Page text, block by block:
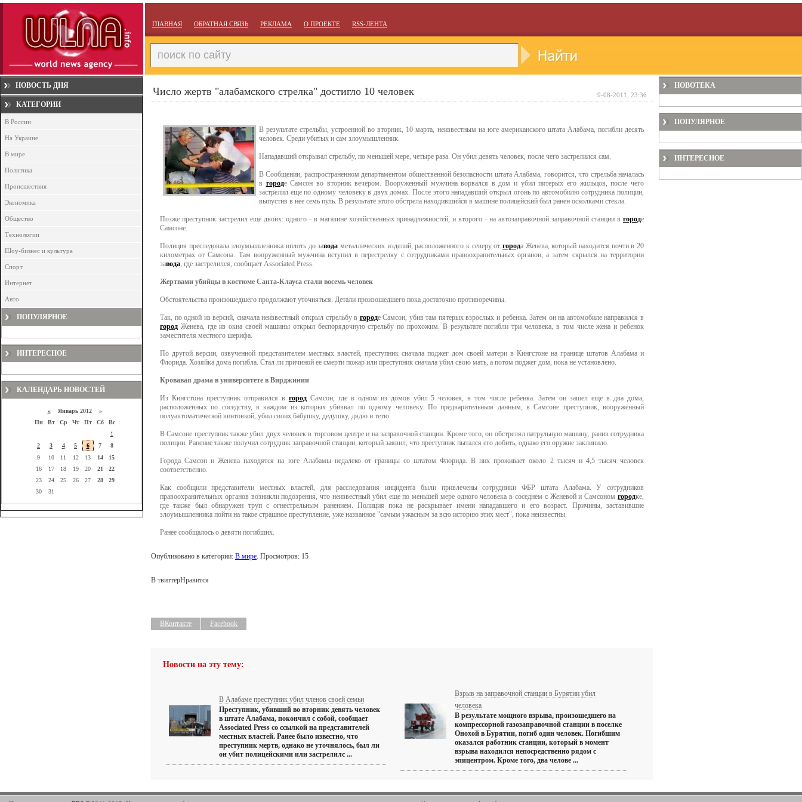
ГЛАВНАЯ ОБРАТНАЯ СВЯЗЬ РЕКЛАМА О ПРОЕКТЕ RSS-ЛЕНТА
НОВОСТЬ ДНЯ
КАТЕГОРИИ
В России
На Украине
В мире
Политика
Происшествия
Экономика
Общество
Технологии
Шоу-бизнес и культура
Спорт
Интернет
Авто
ПОПУЛЯРНОЕ
ИНТЕРЕСНОЕ
КАЛЕНДАРЬ НОВОСТЕЙ
«Январь 2012 »
Пн
Вт Ср Чт Пт Сб
Вс
1
2
3 4 5 6 7
8
9
10 11 12 13 14
15
16
17 18 19 20 21
22
23
24 25 26 27 28
29
30
31
Число жертв "алабамского стрелка" достигло 10 человек
В результате стрельбы, устроенной во вторник, 10 марта, неизвестным на юге американского штата Алабама, погибли десять
человек. Среди убитых и сам злоумышленник.
Нападавший открывал стрельбу, по меньшей мере, четыре раза. Он убил девять человек, после чего застрелился сам.
В Сообщении, распространенном департаментом общественной безопасности штата Алабама, говорится, что стрельба началась
в городе Самсон во вторник вечером. Вооруженный мужчина ворвался в дом и убил пятерых его жильцов, после чего
застрелил еще по одному человеку в двух домах. После этого нападавший открыл огонь по автомобилю сотрудника полиции,
выпустив в нее семь пуль. В результате этого обстрела находившийся в машине полицейский был ранен осколками стекла.
Позже преступник застрелил еще двоих: одного - в магазине хозяйственных принадлежностей, и второго - на автозаправочной заправочной станции в городе
Самсоне.
Полиция преследовала злоумышленника вплоть до завода металлических изделий, расположенного к северу отгорода Женева, который находится почти в 20
километрах от Самсона. Там вооруженный мужчина вступил в перестрелку с сотрудниками правоохранительных органов, а затем скрылся на территории
завода, где застрелился, сообщает Associated Press.
Жертвами убийцы в костюме Санта-Клауса стали восемь человек
Обстоятельства произошедшего продолжают уточняться. Детали произошедшего пока достаточно противоречивы.
Так, по одной из версий, сначала неизвестный открыл стрельбу в городе Самсон, убив там пятерых взрослых и ребенка. Затем он на автомобиле направился в
город Женева, где из окна своей машины открыл беспорядочную стрельбу по прохожим. В результате погибли три человека, в том числе жена и ребенок
заместителя местного шерифа.
По другой версии, озвученной представителем местных властей, преступник сначала поджег дом своей матери в Кингстоне на границе штатов Алабама и
Флорида. Хозяйка дома погибла. Стал ли причиной ее смерти пожар или преступник сначала убил свою мать, а потом поджег дом, пока не установлено.
Кровавая драма в университете в Вирджинии
Из Кингстона преступник отправился в городСамсон, где в одном из домов убил 5 человек, в том числе ребенка. Затем он зашел еще в два дома,
расположенных по соседству, в каждом из которых убиввал по одному человеку. По предварительным данным, в Самсоне преступник, вооруженный
полуавтоматической винтовкой, убил своих бабушку, дедушку, дядю и тетю.
В Самсоне преступник также убил двух человек в торговом центре и на заправочной станции. Кроме того, он обстрелял патрульную машину, ранив сотрудника
полиции. Ранение также получил сотрудник заправочной станции, который заявил, что преступник пытался его добить, однако его оружие заклинило.
Города Самсон и Женева находятся на юге Алабамы недалеко от границы со штатом Флорида. В них проживает около 2 тысяч и 4,5 тысяч человек
соответственно.
Как сообщили представители местных властей, для расследования инцидента были привлечены сотрудники ФБР штата Алабама. У сотрудников
правоохранительных органов возникли подозрения, что неизвестный убил еще по меньшей мере одного человека в соседнем с Женевой и Самсоном городке,
где также был обнаружен труп с огнестрельным ранением. Полиция пока не раскрывает имени нападавшего и его возраст. Причины, заставившие
злоумышленника пойти на такое страшное преступление, уже названное "самым ужасным за всю историю этих мест", пока неизвестны.
Ранее сообщалось о девяти погибших.
Опубликовано в категории: В мире. Просмотров: 15
В твиттерНравится
ВКонтакте Facebook
Новости на эту тему:
В Алабаме преступник убил членов своей семьи
Преступник, убивший во вторник девять человек
в штате Алабама, покончил с собой, сообщает
Associated Press со ссылкой на представителей
местных властей. Ранее было известно, что
преступник мертв, однако не уточнялось, был ли
он убит полицейскими или застрелилс ...
Взрыв на заправочной станции в Бурятии убил
человека
В результате мощного взрыва, произошедшего на
компрессорной газозаправочной станции в поселке
Онохой в Бурятии, погиб один человек. Погибшим
оказался работник станции, который в момент
взрыва находился непосредственно рядом с
эпицентром. Кроме того, два челове ...
9-08-2011, 23:36
НОВОТЕКА
ПОПУЛЯРНОЕ
ИНТЕРЕСНОЕ